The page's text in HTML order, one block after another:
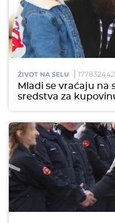
ŽIVOT NA SELU
Mladi se vraćaju na
sredstva za